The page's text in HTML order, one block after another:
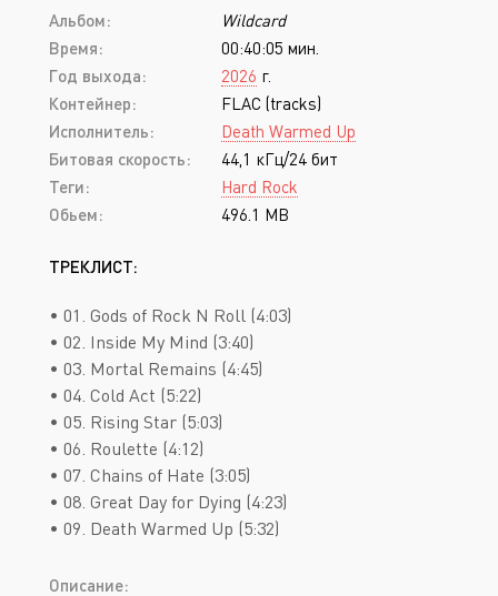
Альбом:
Wildcard
Время:
00:40:05 мин.
Год выхода:
2026 г.
Контейнер:
FLAC (tracks)
Исполнитель:
Death Warmed Up
Битовая скорость:
44,1 кГц/24 бит
Теги:
Hard Rock
Обьем:
496.1 MB
ТРЕКЛИСТ:
• 01. Gods of Rock N Roll (4:03)
• 02. Inside My Mind (3:40)
• 03. Mortal Remains (4:45)
• 04. Cold Act (5:22)
• 05. Rising Star (5:03)
• 06. Roulette (4:12)
• 07. Chains of Hate (3:05)
• 08. Great Day for Dying (4:23)
• 09. Death Warmed Up (5:32)
Описание: